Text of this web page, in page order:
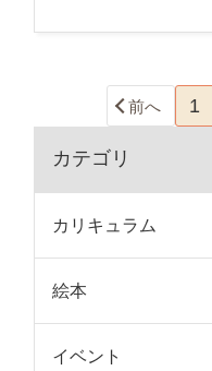
前へ 1
カテゴリ
カリキュラム
絵本
イベント